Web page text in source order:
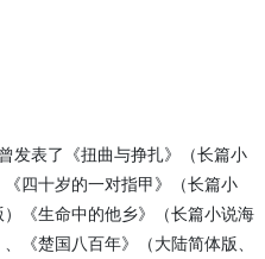
曾 发表了
《扭曲与挣扎》（长篇小
《四十岁的一对指甲》（长篇小
《生命中的他乡》（长篇小说海
《楚国八百年》（大陆简体版、